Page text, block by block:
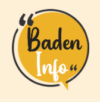
Inhalt
springen